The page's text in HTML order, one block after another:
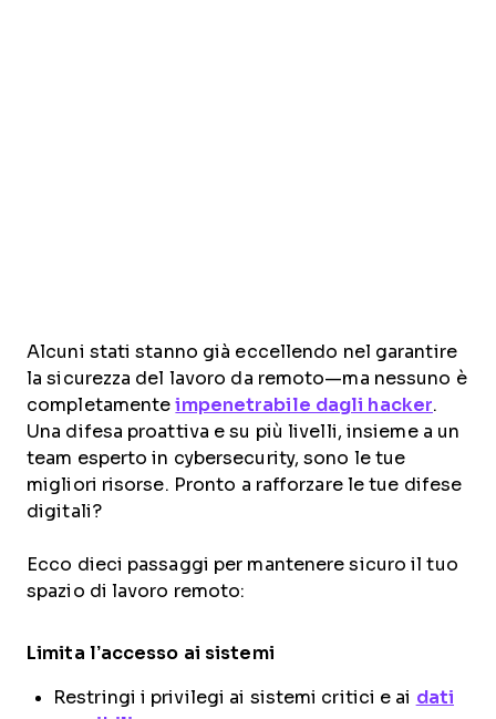
Alcuni stati stanno già eccellendo nel garantire
la sicurezza del lavoro da remoto—ma nessuno è
completamenteimpenetrabile dagli hacker.
Una difesa proattiva e su più livelli, insieme a un
team esperto in cybersecurity, sono le tue
migliori risorse. Pronto a rafforzare le tue difese
digitali?
Ecco dieci passaggi per mantenere sicuro il tuo
spazio di lavoro remoto:
Limita l’accesso ai sistemi
Restringi i privilegi ai sistemi critici e ai dati